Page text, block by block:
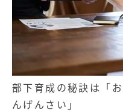
部下育成の秘訣は「
んげんさい」